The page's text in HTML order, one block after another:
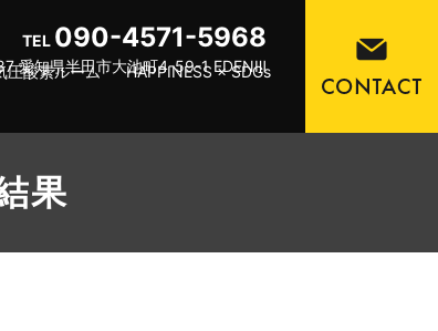
圧酸素ルーム
HAPPINESS × SDGs
TEL 090-4571-5968
愛知県半田市大池町4-59-1 EDENⅢ
果